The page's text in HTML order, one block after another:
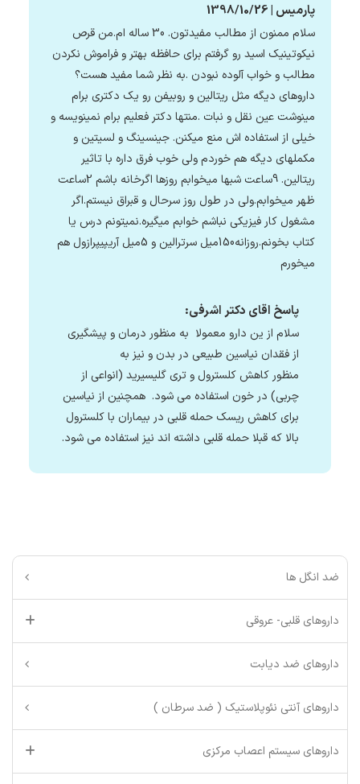
پارمیس | 1398/10/26
سلام ممنون از مطالب مفیدتون. 30 ساله ام.من قرص
نیکوتینیک اسید رو گرفتم برای حافظه بهتر و فراموش نکردن
مطالب و خواب آلوده نبودن .به نظر شما مفید هست؟
داروهای دیگه مثل ریتالین و روبیفن رو یک دکتری برام
مینوشت عین نقل و نبات .منتها دکتر فعلیم برام نمینویسه و
خیلی از استفاده اش منع میکنن. جینسینگ و لسیتین و
مکملهای دیگه هم خوردم ولی خوب فرق داره با تاثیر
ریتالین. 9ساعت شبها میخوابم روزها اگرخانه باشم 2ساعت
ظهر میخوابم.ولی در طول روز سرحال و قبراق نیستم.اگر
مشغول کار فیزیکی نباشم خوابم میگیره.نمیتونم درس یا
کتاب بخونم.روزانه150میل سرترالین و 5میل آریپیپرازول هم
میخورم
پاسخ اقای دکتر اشرفی:
سلام از ین دارو معمولا به منظور درمان و پیشگیری
از فقدان نیاسین طبیعی در بدن و نیز به
منظور کاهش کلسترول و تری گلیسیرید (انواعی از
چربی) در خون استفاده می شود. همچنین از نیاسین
برای کاهش ریسک حمله قلبی در بیماران با کلسترول
بالا که قبلا حمله قلبی داشته اند نیز استفاده می شود.
ضد انگل ها
داروهای قلبی- عروقی
داروهای ضد دیابت
داروهای آنتی نئوپلاستیک ( ضد سرطان )
داروهای سیستم اعصاب مرکزی